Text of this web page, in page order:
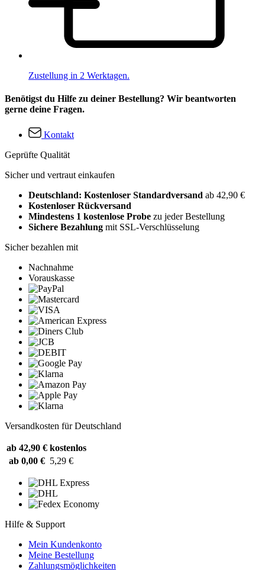
Zustellung in 2 Werktagen.
Benötigst du Hilfe zu deiner Bestellung? Wir beantworten
gerne deine Fragen.
Kontakt
Geprüfte Qualität
Sicher und vertraut einkaufen
Deutschland: Kostenloser Standardversand ab 42,90 €
Kostenloser Rückversand
Mindestens 1 kostenlose Probe zu jeder Bestellung
Sichere Bezahlung mit SSL-Verschlüsselung
Sicher bezahlen mit
Nachnahme
Vorauskasse
Versandkosten für Deutschland
ab 42,90 € kostenlos
ab 0,00 € 5,29 €
Hilfe & Support
Mein Kundenkonto
Meine Bestellung
Zahlungsmöglichkeiten